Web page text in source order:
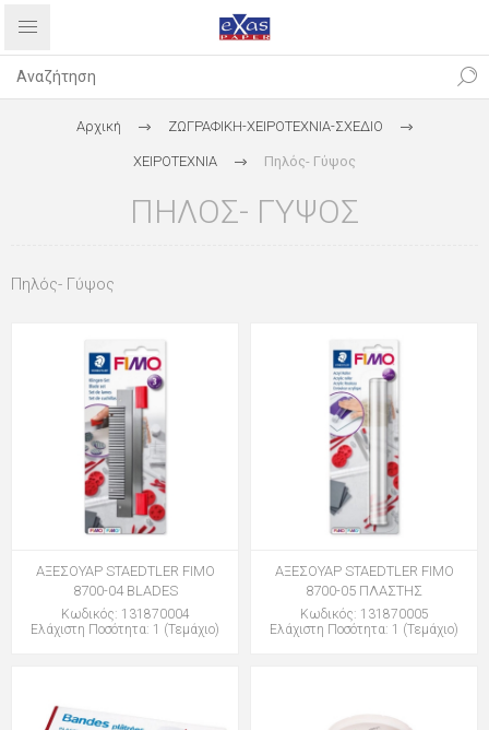
Αρχική ΖΩΓΡΑΦΙΚΗ-ΧΕΙΡΟΤΕΧΝΙΑ-ΣΧΕΔΙΟ
ΧΕΙΡΟΤΕΧΝΙΑ Πηλός- Γύψος
ΠΗΛΌΣ- ΓΎΨΟΣ
Πηλός- Γύψος
ΑΞΕΣΟΥΑΡ STAEDTLER FIMO
8700-04 BLADES
Κωδικός: 131870004
Ελάχιστη Ποσότητα: 1 (Τεμάχιο)
ΑΞΕΣΟΥΑΡ STAEDTLER FIMO
8700-05 ΠΛΑΣΤΗΣ
Κωδικός: 131870005
Ελάχιστη Ποσότητα: 1 (Τεμάχιο)